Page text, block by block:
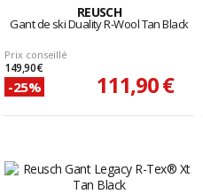
REUSCH
Gant de ski Duality R-Wool Tan Black
Prix conseillé
149,90 €
-25% 111,90 €